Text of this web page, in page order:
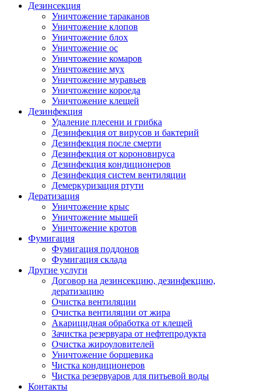
Дезинсекция
Уничтожение тараканов
Уничтожение клопов
Уничтожение блох
Уничтожение ос
Уничтожение комаров
Уничтожение мух
Уничтожение муравьев
Уничтожение короеда
Уничтожение клещей
Дезинфекция
Удаление плесени и грибка
Дезинфекция от вирусов и бактерий
Дезинфекция после смерти
Дезинфекция от короновируса
Дезинфекция кондиционеров
Дезинфекция систем вентиляции
Демеркуризация ртути
Дератизация
Уничтожение крыс
Уничтожение мышей
Уничтожение кротов
Фумигация
Фумигация поддонов
Фумигация склада
Другие услуги
Договор на дезинсекцию, дезинфекцию,
дератизацию
Очистка вентиляции
Очистка вентиляции от жира
Акарицидная обработка от клещей
Зачистка резервуара от нефтепродукта
Очистка жироуловителей
Уничтожение борщевика
Чистка кондиционеров
Чистка резервуаров для питьевой воды
Контакты